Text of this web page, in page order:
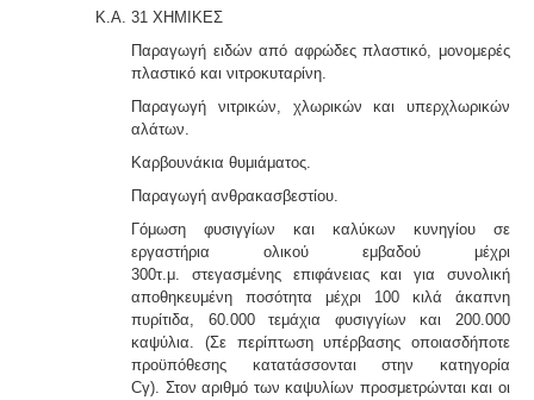
Κ.Α. 31 ΧΗΜΙΚΕΣ
Παραγωγή ειδών από αφρώδες πλαστικό, μονομερές
πλαστικό και νιτροκυταρίνη.
Παραγωγή νιτρικών, χλωρικών και υπερχλωρικών
αλάτων.
Καρβουνάκια θυμιάματος.
Παραγωγή ανθρακασβεστίου.
Γόμωση φυσιγγίων και καλύκων κυνηγίου σε
εργαστήρια ολικού εμβαδού μέχρι
300τ.μ. στεγασμένης επιφάνειας και για συνολική
αποθηκευμένη ποσότητα μέχρι 100 κιλά άκαπνη
πυρίτιδα, 60.000 τεμάχια φυσιγγίων και 200.000
καψύλια. (Σε περίπτωση υπέρβασης οποιασδήποτε
προϋπόθεσης κατατάσσονται στην κατηγορία
Cγ). Στον αριθμό των καψυλίων προσμετρώνται και οι